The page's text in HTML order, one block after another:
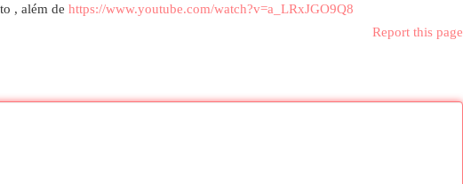
, além de https://www.youtube.com/watch?v=a_LRxJGO9Q8
Report this page